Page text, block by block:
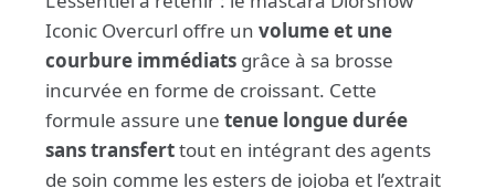
Iconic Overcurl offre unvolume et une
courbure immédiats grâce à sa brosse
incurvée en forme de croissant. Cette
formule assure unetenue longue durée
sans transferttout en intégrant des agents
de soin comme les esters de jojoba et l’extrait